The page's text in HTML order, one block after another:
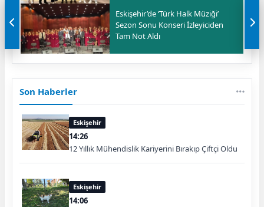
Eskişehir’de ‘Türk Halk Müziği’
Sezon Sonu Konseri İzleyiciden
Tam Not Aldı
Son Haberler
Eskişehir
14:26
12 Yıllık Mühendislik Kariyerini Bırakıp Çiftçi Oldu
Eskişehir
14:06